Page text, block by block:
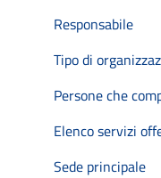
Responsabile
Tipo di
Persone che
Elenco servizi
Sede principale